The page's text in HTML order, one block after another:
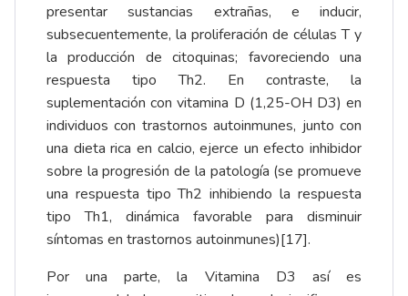
presentar sustancias extrañas, e inducir,
subsecuentemente, la proliferación de células T y
la producción de citoquinas; favoreciendo una
respuesta tipo Th2. En contraste, la
suplementación con vitamina D (1,25-OH D3) en
individuos con trastornos autoinmunes, junto con
una dieta rica en calcio, ejerce un efecto inhibidor
sobre la progresión de la patología (se promueve
una respuesta tipo Th2 inhibiendo la respuesta
tipo Th1, dinámica favorable para disminuir
síntomas en trastornos autoinmunes)[17].
Por una parte, la Vitamina D3 así es